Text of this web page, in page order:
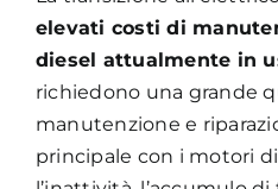
elevati costi di
diesel attualmente in
richiedono una grande
manutenzione e
principale con i motori